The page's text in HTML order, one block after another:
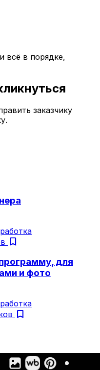
всё в порядке,
заказчику
bookmark
для
и фото
bookmark